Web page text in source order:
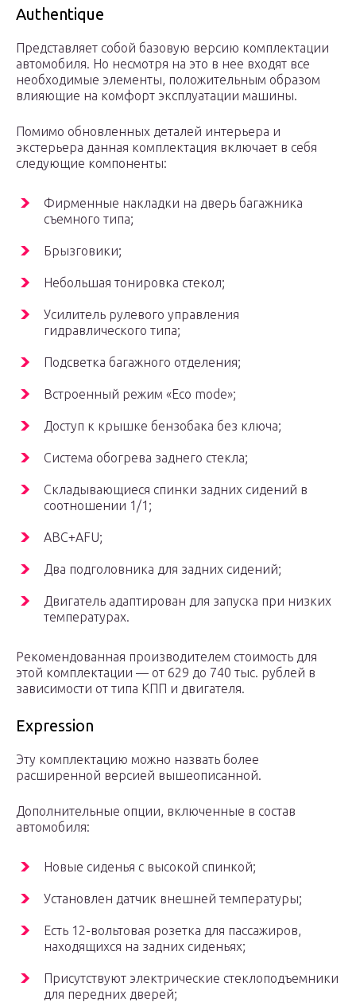
Authentique
Представляет собой базовую версию комплектации
автомобиля. Но несмотря на это в нее входят все
необходимые элементы, положительным образом
влияющие на комфорт эксплуатации машины.
Помимо обновленных деталей интерьера и
экстерьера данная комплектация включает в себя
следующие компоненты:
Фирменные накладки на дверь багажника
съемного типа;
Брызговики;
Небольшая тонировка стекол;
Усилитель рулевого управления
гидравлического типа;
Подсветка багажного отделения;
Встроенный режим «Eco mode»;
Доступ к крышке бензобака без ключа;
Система обогрева заднего стекла;
Складывающиеся спинки задних сидений в
соотношении 1/1;
ABC+AFU;
Два подголовника для задних сидений;
Двигатель адаптирован для запуска при низких
температурах.
Рекомендованная производителем стоимость для
этой комплектации — от 629 до 740 тыс. рублей в
зависимости от типа КПП и двигателя.
Expression
Эту комплектацию можно назвать более
расширенной версией вышеописанной.
Дополнительные опции, включенные в состав
автомобиля:
Новые сиденья с высокой спинкой;
Установлен датчик внешней температуры;
Есть 12-вольтовая розетка для пассажиров,
находящихся на задних сиденьях;
Присутствуют электрические стеклоподъемники
для передних дверей;